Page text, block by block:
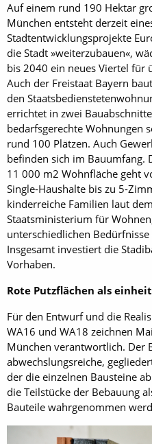
Auf einem rund 190 Hektar
München entsteht derzeit
Stadtentwicklungsprojekte
die Stadt »weiterzubauen«,
bis 2040 ein neues Viertel für
Auch der Freistaat Bayern
den
errichtet in zwei
bedarfsgerechte Wohnungen
rund 100 Plätzen. Auch
befinden sich im Bauumfang.
11 000 m2 Wohnfläche geht
Single-Haushalte bis zu 5-
kinderreiche Familien laut
Staatsministerium für
unterschiedlichen
Insgesamt investiert die
Vorhaben.
Rote Putzflächen als
Für den Entwurf und die
WA16 und WA18 zeichnen
München verantwortlich. Der
abwechslungsreiche,
der die einzelnen Bausteine
die Teilstücke der Bebauung
Bauteile wahrgenommen